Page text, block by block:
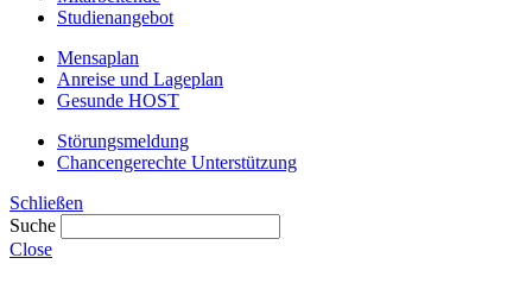
Studienangebot
Mensaplan
Anreise und Lageplan
Gesunde HOST
Störungsmeldung
Chancengerechte Unterstützung
Schließen
Suche
Close